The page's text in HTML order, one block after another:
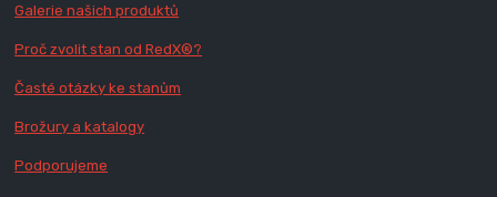
Galerie našich produktů
Proč zvolit stan od RedX®?
Časté otázky ke stanům
Brožury a katalogy
Podporujeme